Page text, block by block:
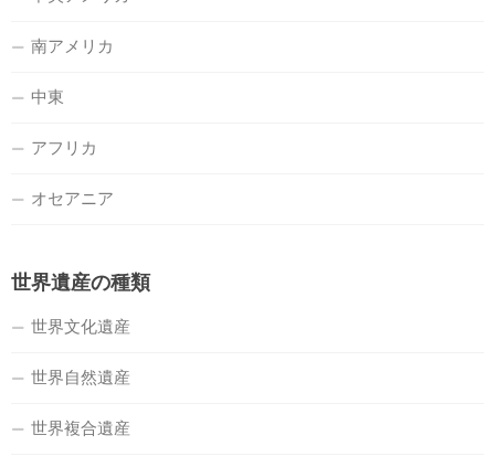
南アメリカ
中東
アフリカ
オセアニア
世界遺産の種類
世界文化遺産
世界自然遺産
世界複合遺産